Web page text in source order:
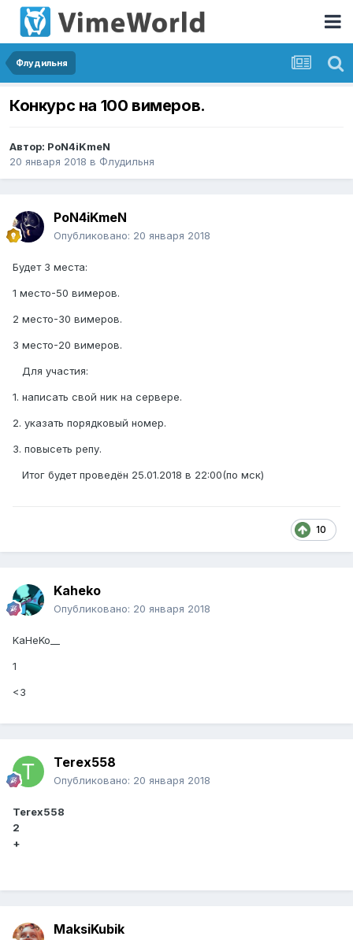
Флудильня
Конкурс на 100 вимеров.
Автор: PoN4iKmeN
20 января 2018 в Флудильня
PoN4iKmeN
Опубликовано: 20 января 2018
Будет 3 места:
1 место-50 вимеров.
2 место-30 вимеров.
3 место-20 вимеров.
Для участия:
1. написать свой ник на сервере.
2. указать порядковый номер.
3. повысеть репу.
Итог будет проведён 25.01.2018 в 22:00(по мск)
10
Kaheko
Опубликовано: 20 января 2018
KaHeKo__
1
<3
Terex558
Опубликовано: 20 января 2018
Terex558
2
+
MaksiKubik